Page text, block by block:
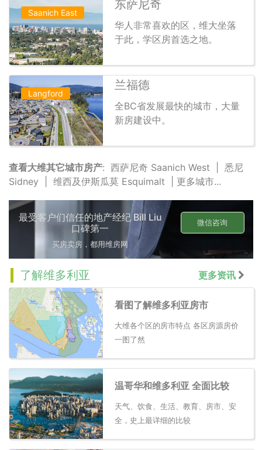
Saanich East
东萨尼奇
华人非常喜欢的区，维大坐落
于此，学区房首选之地。
Langford
兰福德
全BC省发展最快的城市，大量
新房建设中。
查看大维其它城市房产: 西萨尼奇 Saanich West
悉尼
Sidney
维西及伊斯瓜莫 Esquimalt 更多城市...
最受客户们信任的地产经纪 Bill Liu
口碑第一
买房卖房，都用维房网
微信咨询
了解维多利亚 更多资讯
看图了解维多利亚房市
大维各个区的房市特点 各区房源房价
一图了然
温哥华和维多利亚 全面比较
天气、饮食、生活、教育、房市、安
全，史上最详细的比较